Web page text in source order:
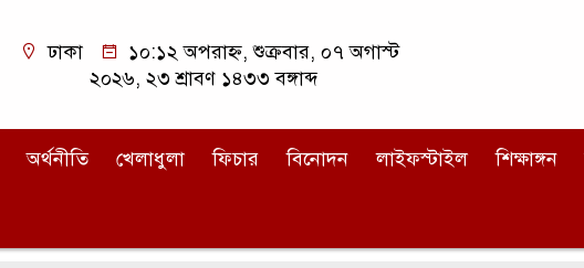
ঢাকা
১০:১২ অপরাহ্ন, শুক্রবার, ০৭ অগাস্ট
২০২৬, ২৩ শ্রাবণ ১৪৩৩ বঙ্গাব্দ
অর্থনীতি খেলাধুলা ফিচার বিনোদন লাইফস্টাইল শিক্ষাঙ্গন